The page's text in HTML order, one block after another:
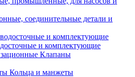
соединительные детали и
и комплектующие
Клапаны
Кольца и манжеты